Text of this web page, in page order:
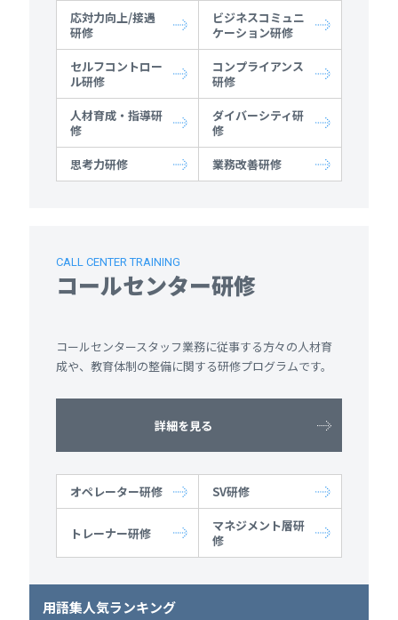
応対力向上/接遇
研修
ビジネスコミュニ
ケーション研修
セルフコントロー
ル研修
コンプライアンス
研修
人材育成・指導研
修
ダイバーシティ研
修
思考力研修
業務改善研修
CALL CENTER TRAINING
コールセンター研修
コールセンタースタッフ業務に従事する方々の人材育
成や、教育体制の整備に関する研修プログラムです。
詳細を見る
オペレーター研修 SV研修
トレーナー研修
マネジメント層研
修
用語集人気ランキング